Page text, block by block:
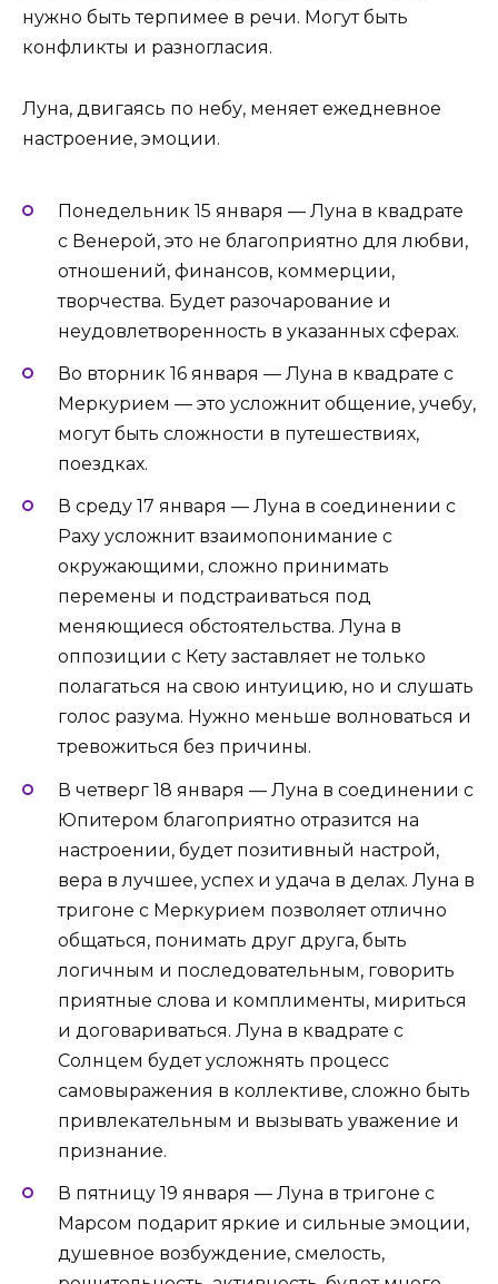
нужно быть терпимее в речи. Могут быть
конфликты и разногласия.
Луна, двигаясь по небу, меняет ежедневное
настроение, эмоции.
Понедельник 15 января — Луна в квадрате
с Венерой, это не благоприятно для любви,
отношений, финансов, коммерции,
творчества. Будет разочарование и
неудовлетворенность в указанных сферах.
Во вторник 16 января — Луна в квадрате с
Меркурием — это усложнит общение, учебу,
могут быть сложности в путешествиях,
поездках.
В среду 17 января — Луна в соединении с
Раху усложнит взаимопонимание с
окружающими, сложно принимать
перемены и подстраиваться под
меняющиеся обстоятельства. Луна в
оппозиции с Кету заставляет не только
полагаться на свою интуицию, но и слушать
голос разума. Нужно меньше волноваться и
тревожиться без причины.
В четверг 18 января — Луна в соединении с
Юпитером благоприятно отразится на
настроении, будет позитивный настрой,
вера в лучшее, успех и удача в делах. Луна в
тригоне с Меркурием позволяет отлично
общаться, понимать друг друга, быть
логичным и последовательным, говорить
приятные слова и комплименты, мириться
и договариваться. Луна в квадрате с
Солнцем будет усложнять процесс
самовыражения в коллективе, сложно быть
привлекательным и вызывать уважение и
признание.
В пятницу 19 января — Луна в тригоне с
Марсом подарит яркие и сильные эмоции,
душевное возбуждение, смелость,